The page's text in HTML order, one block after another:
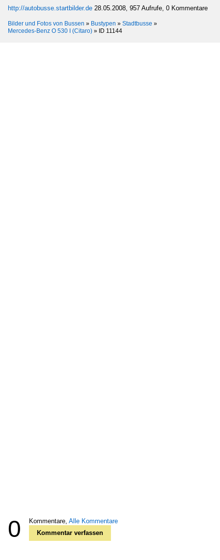
http://autobusse.startbilder.de 28.05.2008, 957 Aufrufe, 0 Kommentare
Bilder und Fotos von Bussen » Bustypen » Stadtbusse »
Mercedes-Benz O 530 I (Citaro) » ID 11144
0 Kommentare, Alle Kommentare
Kommentar verfassen